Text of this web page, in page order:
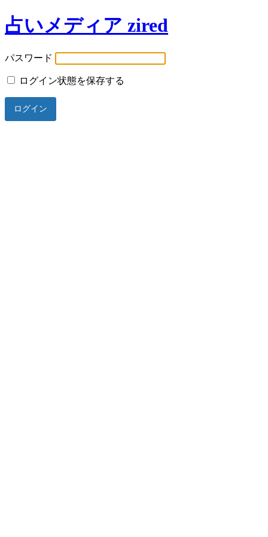
占いメディア zired
パスワード
ログイン状態を保存する